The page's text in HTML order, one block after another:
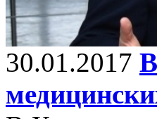
30.01.2017